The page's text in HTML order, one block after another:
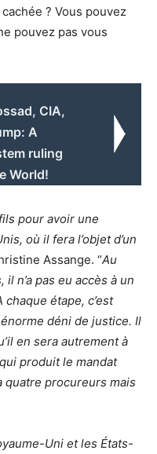
? Vous pouvez
pouvez pas vous
CIA,
A
ruling
World!
pour avoir une
où il fera l’objet d’un
Assange. “Au
n’a pas eu accès à un
étape, c’est
déni de justice. Il
en sera autrement à
produit le mandat
quatre procureurs mais
Uni et les États-